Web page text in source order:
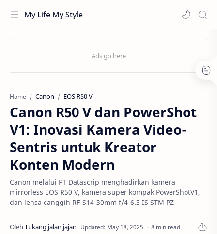
My Life My Style
Home Canon EOS R50 V
Canon R50 V dan PowerShot
V1: Inovasi Kamera Video-
Sentris untuk Kreator
Konten Modern
Canon melalui PT Datascrip menghadirkan kamera
mirrorless EOS R50 V, kamera super kompak PowerShotV1,
dan lensa canggih RF-S14-30mm f/4-6.3 IS STM PZ
8 min read